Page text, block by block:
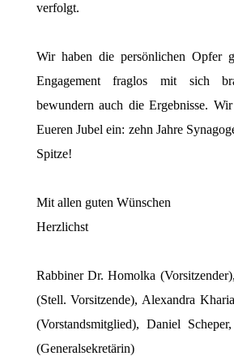
verfolgt.
Wir haben die persönlichen Opfer
Engagement fraglos mit sich
bewundern auch die Ergebnisse.
Eueren Jubel ein: zehn Jahre
Spitze!
Mit allen guten Wünschen
Herzlichst
Rabbiner Dr. Homolka
(Stell. Vorsitzende), Alexandra
(Vorstandsmitglied), Daniel
(Generalsekretärin)